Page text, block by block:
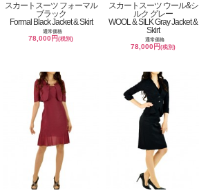
スカートスーツ フォーマル
ブラック
Formal Black Jacket & Skirt
通常価格
78,000円(税別)
スカートスーツ ウール&シ
ルク グレー
WOOL & SILK Gray Jacket &
Skirt
通常価格
78,000円(税別)